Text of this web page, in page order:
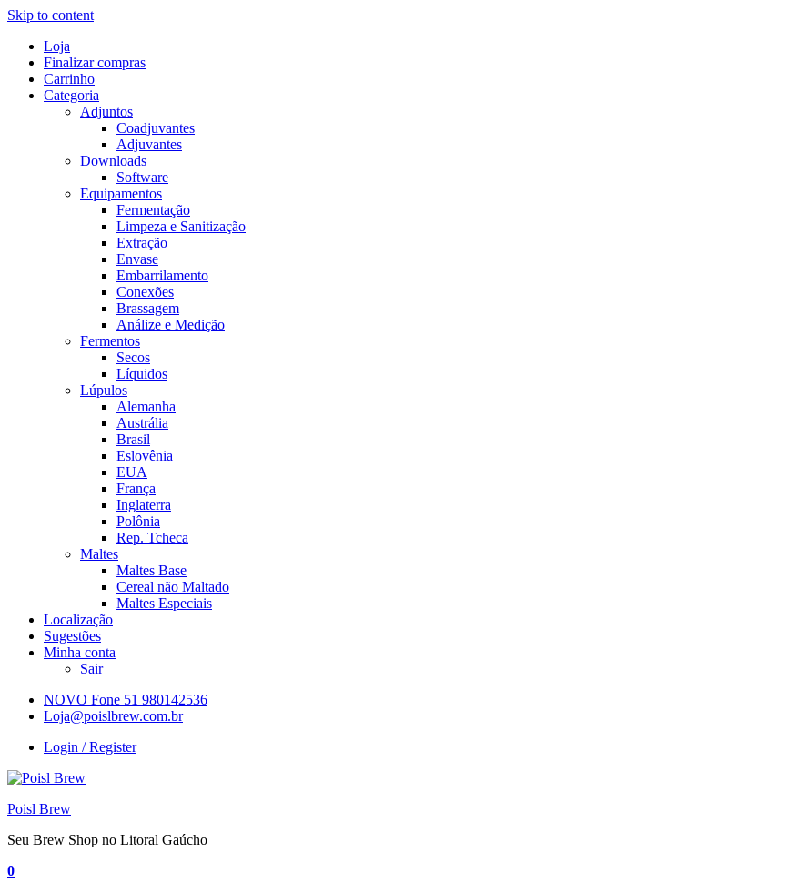
Skip to content
Loja
Finalizar compras
Carrinho
Categoria
Adjuntos
Coadjuvantes
Adjuvantes
Downloads
Software
Equipamentos
Fermentação
Limpeza e Sanitização
Extração
Envase
Embarrilamento
Conexões
Brassagem
Análize e Medição
Fermentos
Secos
Líquidos
Lúpulos
Alemanha
Austrália
Brasil
Eslovênia
EUA
França
Inglaterra
Polônia
Rep. Tcheca
Maltes
Maltes Base
Cereal não Maltado
Maltes Especiais
Localização
Sugestões
Minha conta
Sair
NOVO Fone 51 980142536
Loja@poislbrew.com.br
Login / Register
Poisl Brew
Seu Brew Shop no Litoral Gaúcho
0